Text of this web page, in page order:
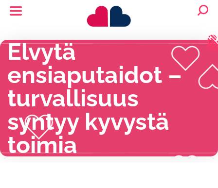
Elvytä
ensiaputaidot –
turvallisuus
syntyy kyvystä
toimia